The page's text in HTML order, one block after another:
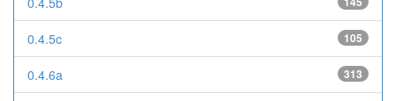
105
0.4.5c
313
0.4.6a